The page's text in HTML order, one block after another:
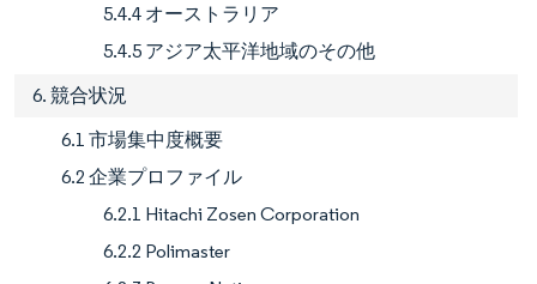
5.4.4 オーストラリア
5.4.5 アジア太平洋地域のその他
6. 競合状況
6.1 市場集中度概要
6.2 企業プロファイル
6.2.1 Hitachi Zosen Corporation
6.2.2 Polimaster